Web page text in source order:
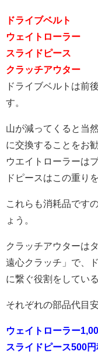
ドライブベルト
ウェイトローラー
スライドピース
クラッチアウター
ドライブベルトは前
す。
山が減ってくると当
に交換することをお
ウエイトローラーは
ドピースはこの重り
これらも消耗品です
ょう。
クラッチアウターは
遠心クラッチ」で、
に繋ぐ役割をしてい
それぞれの部品代目
ウェイトローラー
スライドピース500